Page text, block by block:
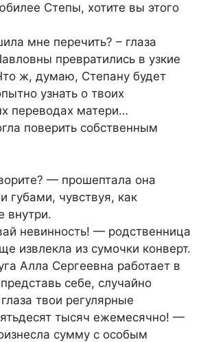
Степы, хотите вы этого
мне перечить? – глаза
превратились в узкие
ж, думаю, Степану будет
узнать о твоих
переводах матери…
поверить собственным
— прошептала она
губами, чувствуя, как
внутри.
невинность! — родственница
извлекла из сумочки конверт.
Алла Сергеевна работает в
себе, случайно
твои регулярные
тысяч ежемесячно! —
сумму с особым